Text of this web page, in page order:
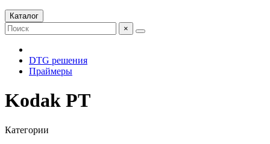
Каталог
×
DTG решения
Праймеры
Kodak PT
Категории